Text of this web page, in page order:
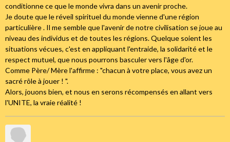
conditionne ce que le monde vivra dans un avenir proche.
Je doute que le réveil spirituel du monde vienne d'une région
particulière . Il me semble que l'avenir de notre civilisation se joue au
niveau des individus et de toutes les régions. Quelque soient les
situations vécues, c'est en appliquant l'entraide, la solidarité et le
respect mutuel, que nous pourrons basculer vers l'âge d'or.
Comme Père/ Mère l'affirme : "chacun à votre place, vous avez un
sacré rôle à jouer ! ".
Alors, jouons bien, et nous en serons récompensés en allant vers
l'UNITE, la vraie réalité !